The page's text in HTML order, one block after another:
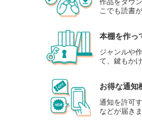
こでも読書
本棚を作っ
ジャンルや
て、鍵もか
お得な通知
通知を許可
などが届きま